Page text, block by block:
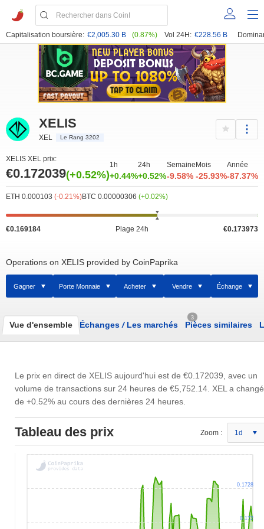
Capitalisation boursière: €2,005.30 B (0.87%) Vol 24H: €228.56 B
XELIS
XEL Le Rang 3202
XELIS XEL prix:
€0.172039(+0.52%)
1h
+0.44%
24h
+0.52%
Semaine
-9.58%
Mois
-25.93%
Année
-87.37%
ETH 0.000103 (-0.21%)BTC 0.00000306 (+0.02%)
€0.169184 Plage 24h €0.173973
Operations on XELIS provided by CoinPaprika
Gagner Porte Monnaie Acheter Vendre Échange
Vue d'ensemble Échanges /Les marchés
3
Pièces similaires
Le prix en direct de XELIS aujourd'hui est de €0.172039 , avec un
volume de transactions sur 24 heures de €5,752.14 . XEL a changé
de +0.52% au cours des dernières 24 heures.
Tableau des prix Zoom : 1d
0.172
0.1728